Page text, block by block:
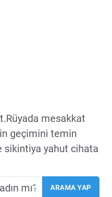
mesakkat
geçimini temin
sikintiya yahut cihata